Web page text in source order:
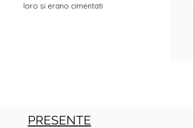
loro si erano cimentati
PRESENTE